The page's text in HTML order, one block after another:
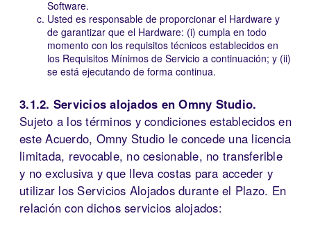
Software.
Usted es responsable de proporcionar el Hardware y
de garantizar que el Hardware: (i) cumpla en todo
momento con los requisitos técnicos establecidos en
los Requisitos Mínimos de Servicio a continuación; y (ii)
se está ejecutando de forma continua.
3.1.2. Servicios alojados en Omny Studio.
Sujeto a los términos y condiciones establecidos en
este Acuerdo, Omny Studio le concede una licencia
limitada, revocable, no cesionable, no transferible
y no exclusiva y que lleva costas para acceder y
utilizar los Servicios Alojados durante el Plazo. En
relación con dichos servicios alojados: